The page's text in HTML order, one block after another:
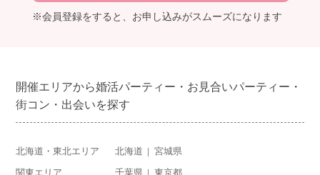
※会員登録をすると、お申し込みがスムーズになります
開催エリアから婚活パーティー・お見合いパーティー・
街コン・出会いを探す
北海道・東北エリア 北海道 宮城県